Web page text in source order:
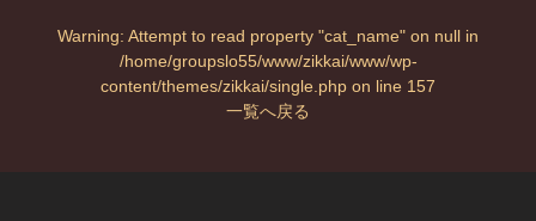
Warning: Attempt to read property "cat_name" on null in
/home/groupslo55/www/zikkai/www/wp-
content/themes/zikkai/single.php on line 157
一覧へ戻る